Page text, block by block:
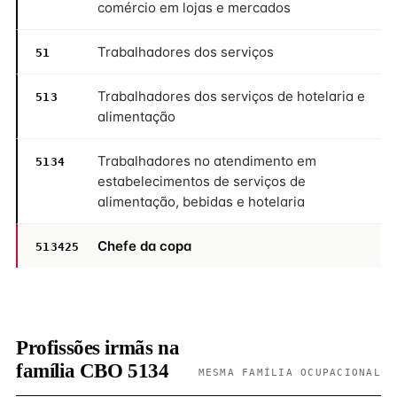
comércio em lojas e mercados
51 Trabalhadores dos serviços
513
Trabalhadores dos serviços de hotelaria e
alimentação
5134
Trabalhadores no atendimento em
estabelecimentos de serviços de
alimentação, bebidas e hotelaria
513425 Chefe da copa
Profissões irmãs na
família CBO 5134
MESMA FAMÍLIA OCUPACIONAL